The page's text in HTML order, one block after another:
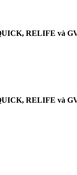
RELIFE và
RELIFE và